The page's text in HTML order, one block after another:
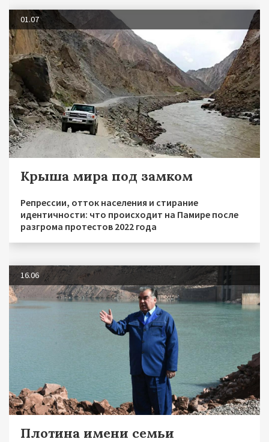
01.07
Крыша мира под замком
Репрессии, отток населения и стирание
идентичности: что происходит на Памире после
разгрома протестов 2022 года
16.06
Плотина имени семьи